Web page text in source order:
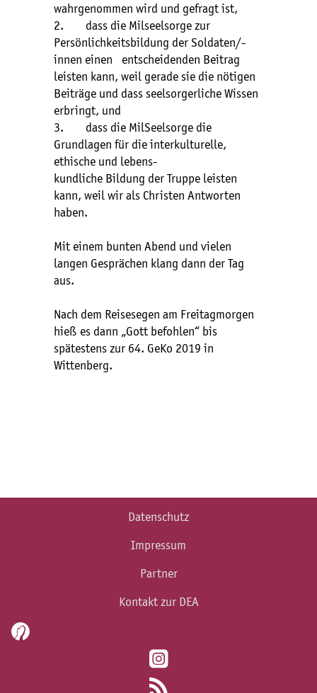
wahrgenommen wird und gefragt ist,
2. dass die Milseelsorge zur
Persönlichkeitsbildung der Soldaten/-
innen einen entscheidenden Beitrag
leisten kann, weil gerade sie die nötigen
Beiträge und dass seelsorgerliche Wissen
erbringt, und
3. dass die MilSeelsorge die
Grundlagen für die interkulturelle,
ethische und lebens-
kundliche Bildung der Truppe leisten
kann, weil wir als Christen Antworten
haben.
Mit einem bunten Abend und vielen
langen Gesprächen klang dann der Tag
aus.
Nach dem Reisesegen am Freitagmorgen
hieß es dann „Gott befohlen“ bis
spätestens zur 64. GeKo 2019 in
Wittenberg.
Datenschutz
Impressum
Partner
Kontakt zur DEA